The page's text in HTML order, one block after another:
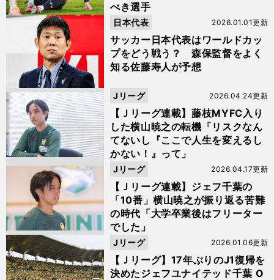
べき選手
サッカー日本代表はワールドカッ
プをどう戦う？ 森保監督をよく
知る佐藤寿人が予想
2026.01.01更新
日本代表
【Ｊリーグ連載】藤枝MYFC入り
した横山暁之の転機「リスクなん
てないし『ここで人生を変えるし
かない！』って」
2026.04.24更新
Jリーグ
【Ｊリーグ連載】ジェフ千葉の
「10番」横山暁之が振り返る苦難
の時代「大学卒業後はフリーター
でした」
2026.04.17更新
Jリーグ
【Ｊリーグ】17年ぶりのJ1復帰を
決めたジェフユナイテッド千葉 O
2026.01.06更新
Jリーグ